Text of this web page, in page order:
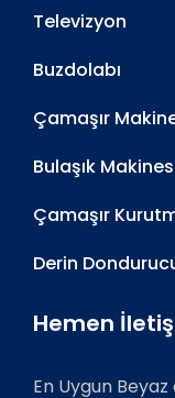
Televizyon
Buzdolabı
Çamaşır
Bulaşık
Çamaşır
Derin
Hemen
En Uygun